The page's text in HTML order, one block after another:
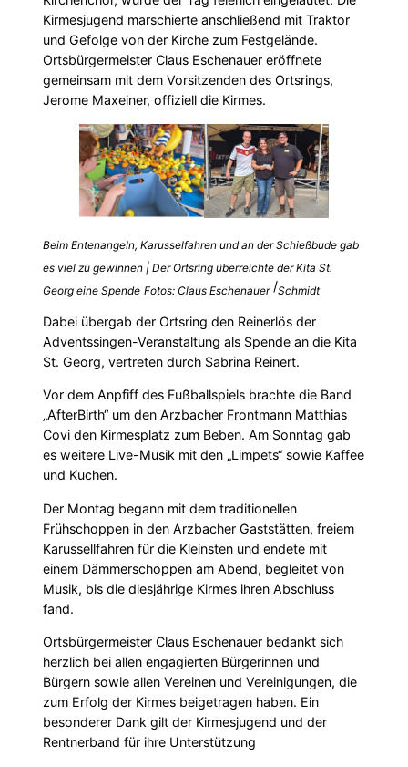
Kirmesjugend marschierte anschließend mit Traktor
und Gefolge von der Kirche zum Festgelände.
Ortsbürgermeister Claus Eschenauer eröffnete
gemeinsam mit dem Vorsitzenden des Ortsrings,
Jerome Maxeiner, offiziell die Kirmes.
Beim Entenangeln, Karusselfahren und an der Schießbude gab
es viel zu gewinnen | Der Ortsring überreichte der Kita St.
Georg eine Spende Fotos: Claus Eschenauer/Schmidt
Dabei übergab der Ortsring den Reinerlös der
Adventssingen-Veranstaltung als Spende an die Kita
St. Georg, vertreten durch Sabrina Reinert.
Vor dem Anpfiff des Fußballspiels brachte die Band
„AfterBirth“ um den Arzbacher Frontmann Matthias
Covi den Kirmesplatz zum Beben. Am Sonntag gab
es weitere Live-Musik mit den „Limpets“ sowie Kaffee
und Kuchen.
Der Montag begann mit dem traditionellen
Frühschoppen in den Arzbacher Gaststätten, freiem
Karussellfahren für die Kleinsten und endete mit
einem Dämmerschoppen am Abend, begleitet von
Musik, bis die diesjährige Kirmes ihren Abschluss
fand.
Ortsbürgermeister Claus Eschenauer bedankt sich
herzlich bei allen engagierten Bürgerinnen und
Bürgern sowie allen Vereinen und Vereinigungen, die
zum Erfolg der Kirmes beigetragen haben. Ein
besonderer Dank gilt der Kirmesjugend und der
Rentnerband für ihre Unterstützung